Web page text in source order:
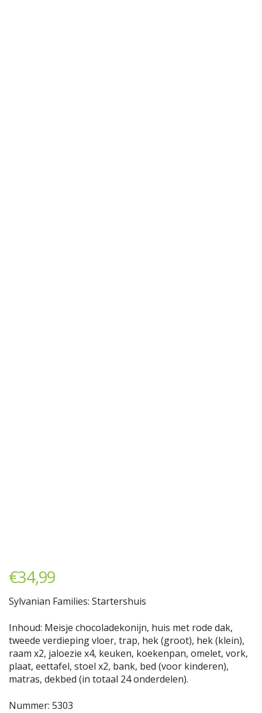
€34,99
Sylvanian Families: Startershuis
Inhoud: Meisje chocoladekonijn, huis met rode dak,
tweede verdieping vloer, trap, hek (groot), hek (klein),
raam x2, jaloezie x4, keuken, koekenpan, omelet, vork,
plaat, eettafel, stoel x2, bank, bed (voor kinderen),
matras, dekbed (in totaal 24 onderdelen).
Nummer: 5303